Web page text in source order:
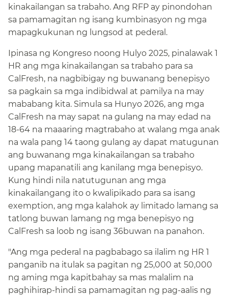
kinakailangan sa trabaho. Ang RFP ay pinondohan
sa pamamagitan ng isang kumbinasyon ng mga
mapagkukunan ng lungsod at pederal.​​
Ipinasa ng Kongreso noong Hulyo 2025, pinalawak 1
HR ang mga kinakailangan sa trabaho para sa
CalFresh, na nagbibigay ng buwanang benepisyo
sa pagkain sa mga indibidwal at pamilya na may
mababang kita. Simula sa Hunyo 2026, ang mga
CalFresh na may sapat na gulang na may edad na
18-64 na maaaring magtrabaho at walang mga anak
na wala pang 14 taong gulang ay dapat matugunan
ang buwanang mga kinakailangan sa trabaho
upang mapanatili ang kanilang mga benepisyo.
Kung hindi nila natutugunan ang mga
kinakailangang ito o kwalipikado para sa isang
exemption, ang mga kalahok ay limitado lamang sa
tatlong buwan lamang ng mga benepisyo ng
CalFresh sa loob ng isang 36buwan na panahon.​​
"Ang mga pederal na pagbabago sa ilalim ng HR 1
panganib na itulak sa pagitan ng 25,000 at 50,000
ng aming mga kapitbahay sa mas malalim na
paghihirap-hindi sa pamamagitan ng pag-aalis ng